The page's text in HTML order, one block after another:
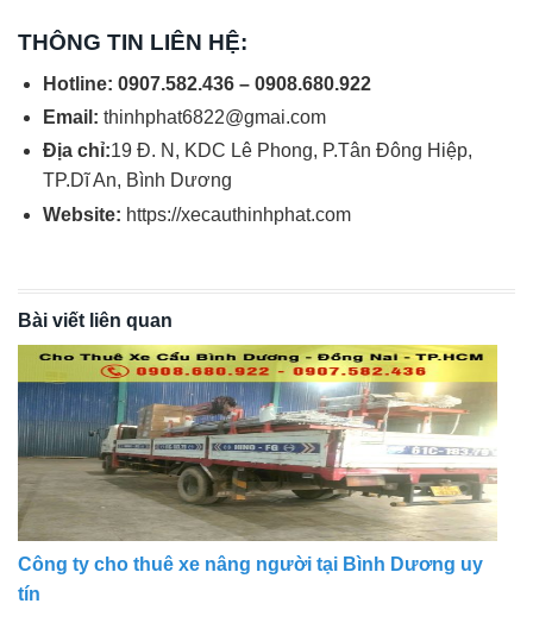
THÔNG TIN LIÊN HỆ:
Hotline: 0907.582.436 – 0908.680.922
Email: thinhphat6822@gmai.com
Địa chỉ:19 Đ. N, KDC Lê Phong, P.Tân Đông Hiệp,
TP.Dĩ An, Bình Dương
Website: https://xecauthinhphat.com
Bài viết liên quan
Công ty cho thuê xe nâng người tại Bình Dương uy
tín